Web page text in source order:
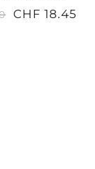
CHF 18.45